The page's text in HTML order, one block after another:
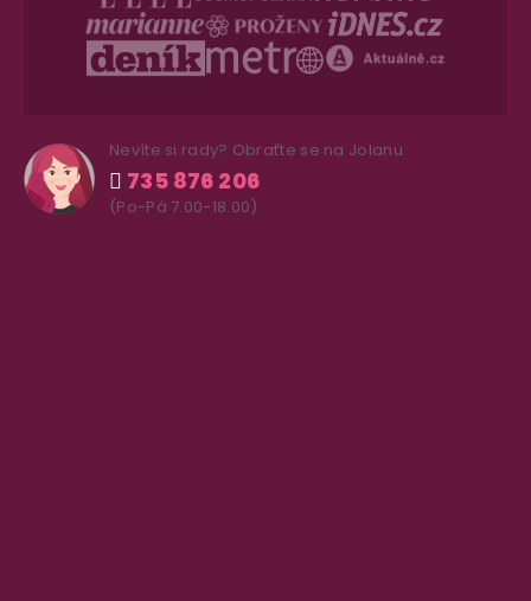
Nevíte si rady? Obraťte se na Jolanu
735 876 206
(Po-Pá 7.00-18.00)